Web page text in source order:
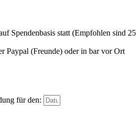
Spendenbasis statt (Empfohlen sind 25
Paypal (Freunde) oder in bar vor Ort
für den: